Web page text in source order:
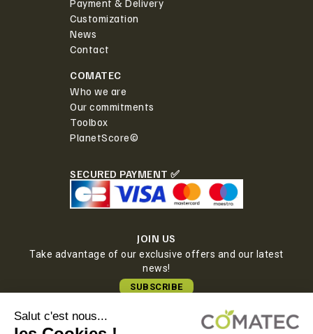
Payment & Delivery
Customization
News
Contact
COMATEC
Who we are
Our commitments
Toolbox
PlanetScore©
SECURED PAYMENT ✅
JOIN US
Take advantage of our exclusive offers and our latest
news!
SUBSCRIBE